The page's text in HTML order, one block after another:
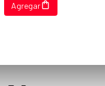
Agregar